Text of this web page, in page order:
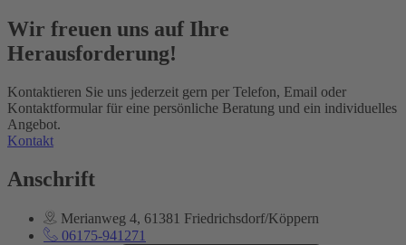
Wir freuen uns auf Ihre
Herausforderung!
Kontaktieren Sie uns jederzeit gern per Telefon, Email oder
Kontaktformular für eine persönliche Beratung und ein individuelles
Angebot.
Kontakt
Anschrift
Merianweg 4, 61381 Friedrichsdorf/Köppern
06175-941271